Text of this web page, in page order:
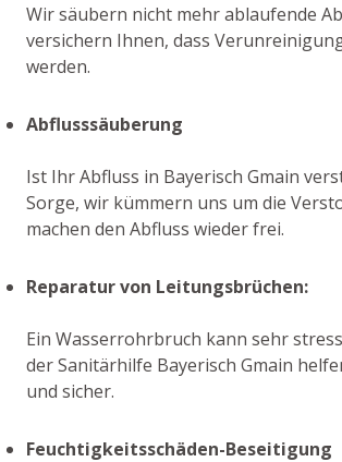
Wir säubern nicht mehr ablaufende
versichern Ihnen, dass
werden.
Abflusssäuberung
Ist Ihr Abfluss in Bayerisch Gmain
Sorge, wir kümmern uns um die
machen den Abfluss wieder frei.
Reparatur von Leitungsbrüchen:
Ein Wasserrohrbruch kann sehr
der Sanitärhilfe Bayerisch Gmain
und sicher.
Feuchtigkeitsschäden-Beseitigung